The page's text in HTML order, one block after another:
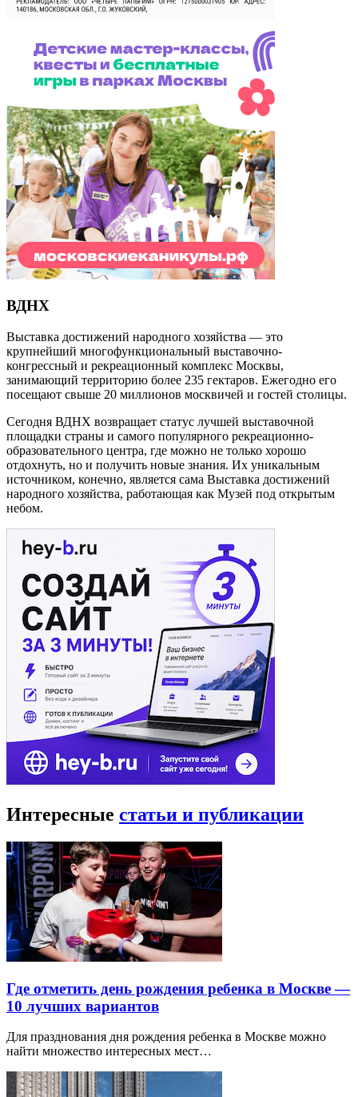
ВДНХ
Выставка достижений народного хозяйства — это
крупнейший многофункциональный выставочно-
конгрессный и рекреационный комплекс Москвы,
занимающий территорию более 235 гектаров. Ежегодно его
посещают свыше 20 миллионов москвичей и гостей столицы.
Сегодня ВДНХ возвращает статус лучшей выставочной
площадки страны и самого популярного рекреационно-
образовательного центра, где можно не только хорошо
отдохнуть, но и получить новые знания. Их уникальным
источником, конечно, является сама Выставка достижений
народного хозяйства, работающая как Музей под открытым
небом.
Интересные статьи и публикации
Где отметить день рождения ребенка в Москве —
10 лучших вариантов
Для празднования дня рождения ребенка в Москве можно
найти множество интересных мест…